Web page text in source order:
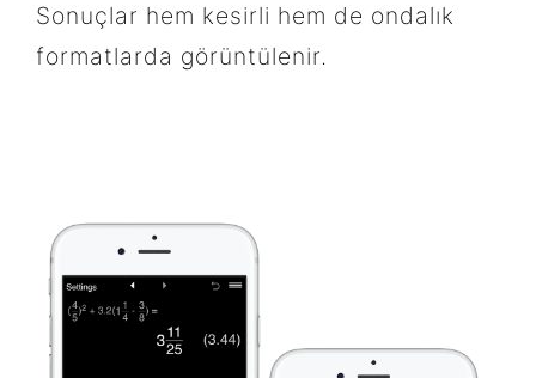
Sonuçlar hem kesirli hem de ondalık
formatlarda görüntülenir.